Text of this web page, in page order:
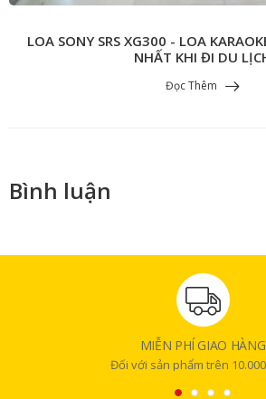
LOA SONY SRS XG300 - LOA
NHẤT KHI ĐI DU
Đọc Thêm
Bình luận
MIỄN PHÍ GIAO HÀNG
Đối với sản phẩm trên